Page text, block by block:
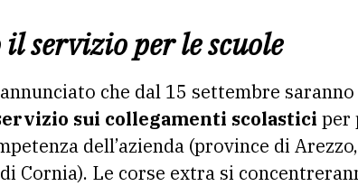
servizio per le scuole
che dal 15 settembre
sui collegamenti scolastici per
dell’azienda (province di
Cornia). Le corse extra si